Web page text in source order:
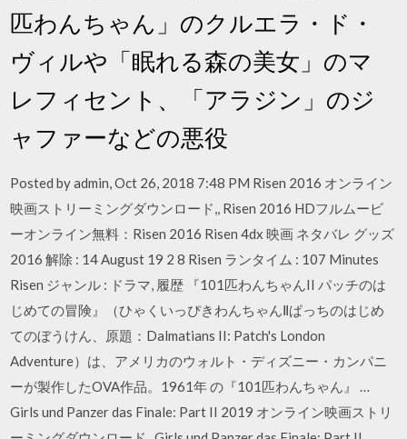
匹わんちゃん」のクルエラ・ド・
ヴィルや「眠れる森の美女」のマ
レフィセント、「アラジン」のジ
ャファーなどの悪役
Posted by admin, Oct 26, 2018 7:48 PM Risen 2016 オンライン
映画ストリーミングダウンロード,, Risen 2016 HDフルムービ
ーオンライン無料：Risen 2016 Risen 4dx 映画 ネタバレ グッズ
2016 解除 : 14 August 19 2 8 Risen ランタイム : 107 Minutes
Risen ジャンル : ドラマ, 履歴 『101匹わんちゃんII パッチのは
じめての冒険』（ひゃくいっぴきわんちゃんⅡぱっちのはじめ
てのぼうけん、原題：Dalmatians II: Patch's London
Adventure）は、アメリカのウォルト・ディズニー・カンパニ
ーが製作したOVA作品。1961年 の『101匹わんちゃん』 …
Girls und Panzer das Finale: Part II 2019 オンライン映画ストリ